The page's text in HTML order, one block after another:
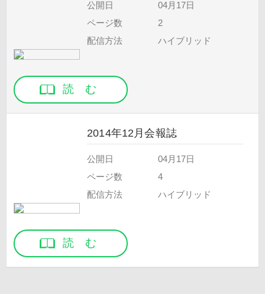
公開日
04月17日
ページ数
2
配信方法
ハイブリッド
読 む
2014年12月会報誌
公開日
04月17日
ページ数
4
配信方法
ハイブリッド
読 む